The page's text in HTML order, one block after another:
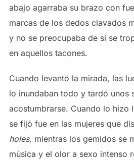
abajo agarraba su brazo con
marcas de los dedos clavados
y no se preocupaba de si se
en aquellos tacones.
Cuando levantó la mirada, las
lo inundaban todo y tardó unos
acostumbrarse. Cuando lo hizo
se fijó fue en las mujeres que
holes, mientras los gemidos se
música y el olor a sexo intenso